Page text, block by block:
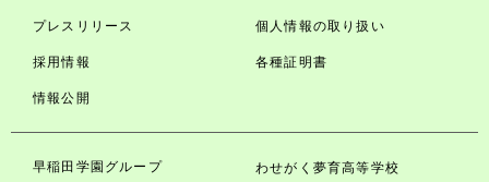
プレスリリース 個人情報の取り扱い
採用情報 各種証明書
情報公開
早稲田学園グループ わせがく夢育高等学校